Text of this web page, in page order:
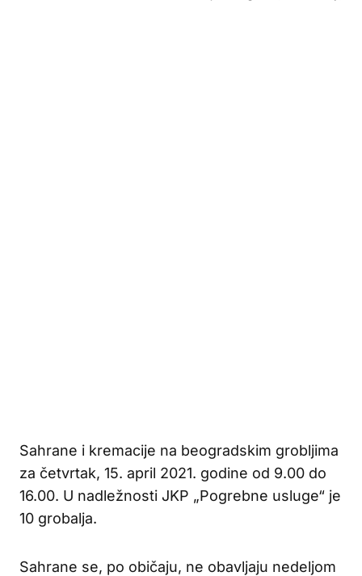
Sahrane i kremacije na beogradskim grobljima
za četvrtak, 15. april 2021. godine od 9.00 do
16.00. U nadležnosti JKP „Pogrebne usluge“ je
10 grobalja.
Sahrane se, po običaju, ne obavljaju nedeljom